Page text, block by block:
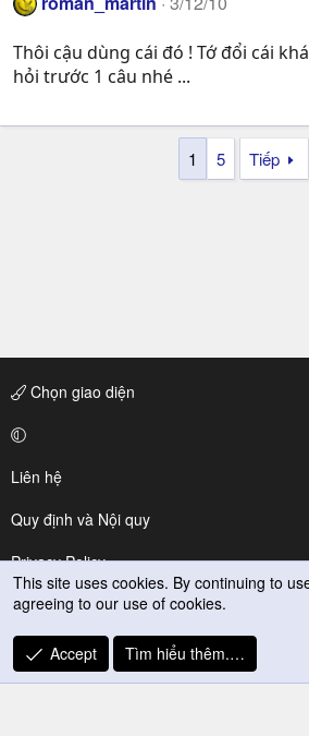
Thôi cậu dùng cái đó ! Tớ đổi cái
hỏi trước 1 câu nhé ...
1 5 Tiếp
Chọn giao diện
Liên hệ
Quy định và Nội quy
Privacy Policy
Trợ giúp
R
S
This site uses cookies. By continuing to
agreeing to our use of cookies.
Accept Tìm hiểu thêm.…